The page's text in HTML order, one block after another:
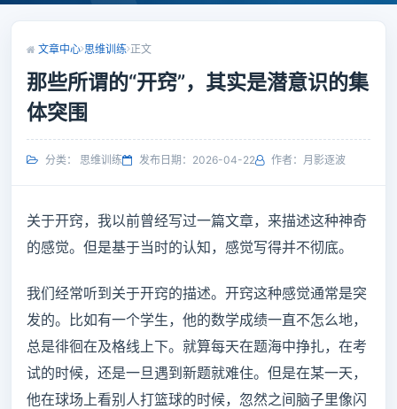
文章中心 思维训练 正文
那些所谓的“开窍”，其实是潜意识的集
体突围
分类： 思维训练 发布日期：2026-04-22 作者：月影逐波
关于开窍，我以前曾经写过一篇文章，来描述这种神奇
的感觉。但是基于当时的认知，感觉写得并不彻底。
我们经常听到关于开窍的描述。开窍这种感觉通常是突
发的。比如有一个学生，他的数学成绩一直不怎么地，
总是徘徊在及格线上下。就算每天在题海中挣扎，在考
试的时候，还是一旦遇到新题就难住。但是在某一天，
他在球场上看别人打篮球的时候，忽然之间脑子里像闪